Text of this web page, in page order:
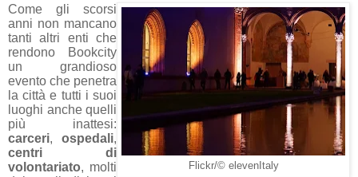
Flickr/© elevenItaly
Come gli scorsi
anni non mancano
tanti altri enti che
rendono Bookcity
un grandioso
evento che penetra
la città e tutti i suoi
luoghi anche quelli
più inattesi:
carceri, ospedali,
centri di
volontariato, molti